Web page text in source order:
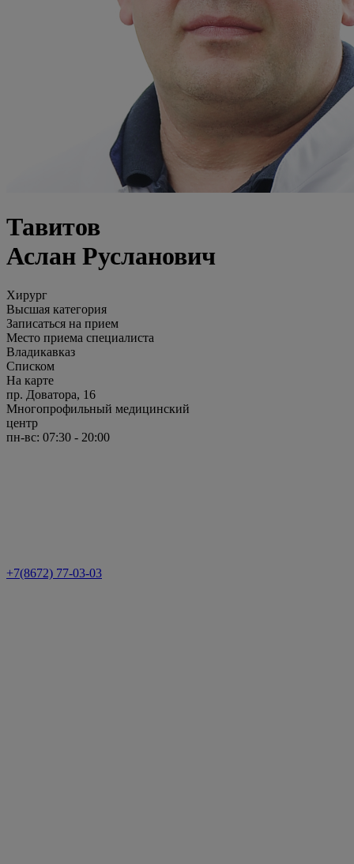
Тавитов
Аслан Русланович
Хирург
Высшая категория
Записаться на прием
Место приема специалиста
Владикавказ
Списком
На карте
пр. Доватора, 16
Многопрофильный медицинский
центр
пн-вс: 07:30 - 20:00
+7(8672) 77-03-03